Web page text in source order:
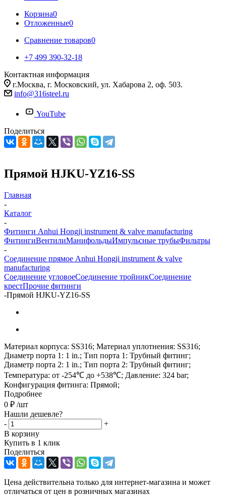
Корзина0
Отложенные0
Сравнение товаров0
+7 499 390-32-18
Контактная информация
г.Москва, г. Московский, ул. Хабарова 2, оф. 503.
info@316steel.ru
YouTube
Поделиться
Прямой HJKU-YZ16-SS
Главная
-
Каталог
-
Фитинги Anhui Hongji instrument & valve manufacturing
ФитингиВентилиМанифольдыИмпульсные трубыФильтры
-
Соединение прямое Anhui Hongji instrument & valve
manufacturing
Соединение угловоеСоединение тройникСоединение
крестПрочие фитинги
-Прямой HJKU-YZ16-SS
Материал корпуса: SS316; Материал уплотнения: SS316;
Диаметр порта 1: 1 in.; Тип порта 1: Трубный фитинг;
Диаметр порта 2: 1 in.; Тип порта 2: Трубный фитинг;
Температура: от -254℃ до +538℃; Давление: 324 bar;
Конфигурация фитинга: Прямой;
Подробнее
0 ₽ /шт
Нашли дешевле?
-
+
В корзину
Купить в 1 клик
Поделиться
Цена действительна только для интернет-магазина и может
отличаться от цен в розничных магазинах